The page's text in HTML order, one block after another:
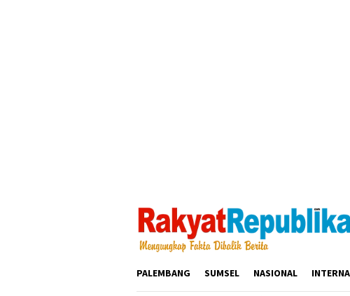
PALEMBANG SUMSEL NASIONAL